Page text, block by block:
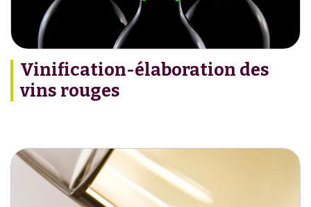
Vinification-élaboration des
vins rouges